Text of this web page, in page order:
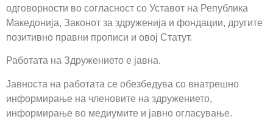
одговорности во согласност со Уставот на Република
Македонија, Законот за здруженија и фондации, другите
позитивно правни прописи и овој Статут.
Работата на Здружението е јавна.
Јавноста на работата се обезбедува со внатрешно
информирање на членовите на здружението,
информирање во медиумите и јавно огласување.